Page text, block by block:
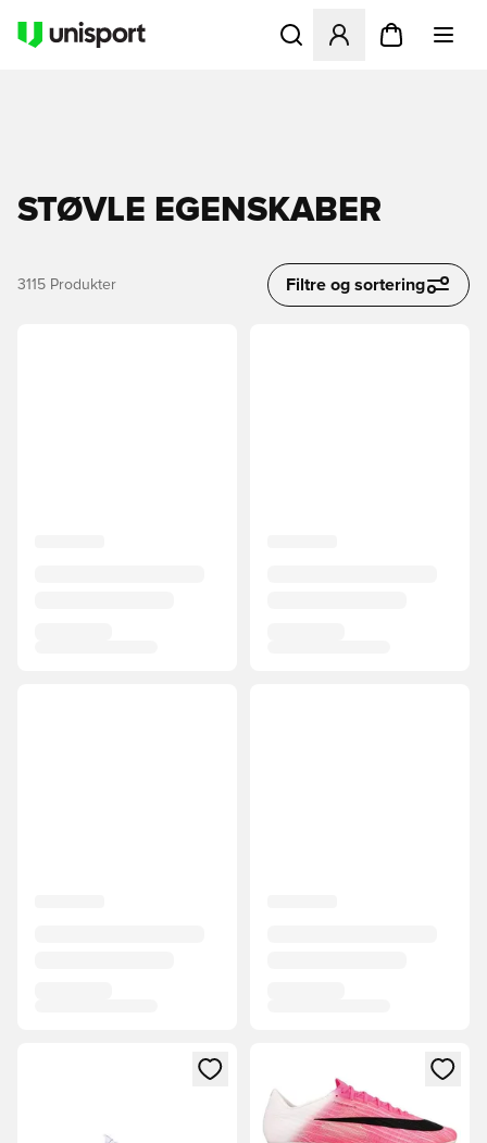
Åbner en Modal til at
STØVLE EGENSKABER
3115 Produkter Filtre og sortering
Åbner en Modal til at logge ind eller tilmelde dig som
Åbner en Modal til at logge